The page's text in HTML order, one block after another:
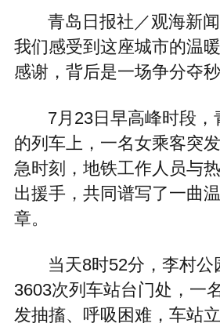
青岛日报社／观海新
我们感受到这座城市的温
感谢，背后是一场争分夺
7月23日早高峰时段，
的列车上，一名女乘客突
急时刻，地铁工作人员与
出援手，共同谱写了一曲
章。
当天8时52分，李村
3603次列车站台门处，一
发抽搐、呼吸困难，车站